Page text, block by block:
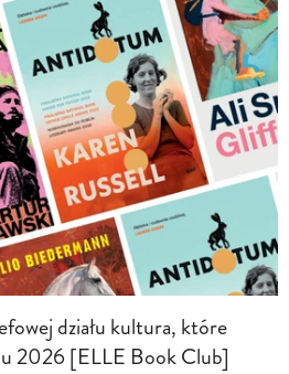
działu kultura, które
2026 [ELLE Book Club]